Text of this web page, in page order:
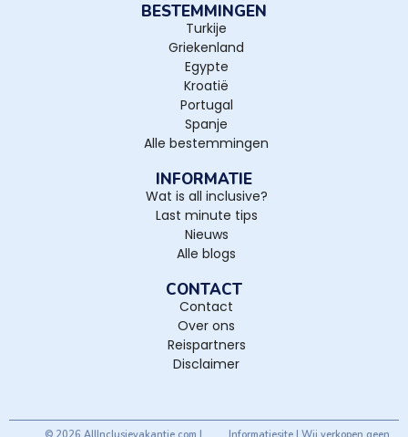
BESTEMMINGEN
Turkije
Griekenland
Egypte
Kroatië
Portugal
Spanje
Alle bestemmingen
INFORMATIE
Wat is all inclusive?
Last minute tips
Nieuws
Alle blogs
CONTACT
Contact
Over ons
Reispartners
Disclaimer